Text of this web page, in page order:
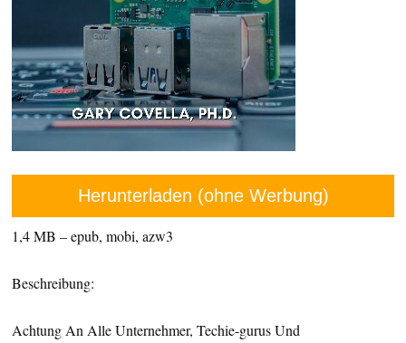
Herunterladen (ohne Werbung)
1,4 MB – epub, mobi, azw3
Beschreibung:
Achtung An Alle Unternehmer, Techie-gurus Und